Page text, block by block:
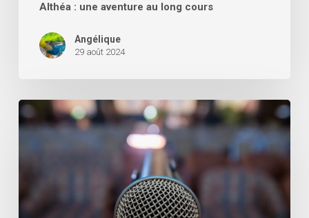
Althéa : une aventure au long cours
Angélique
29 août 2024
Conférence
Art